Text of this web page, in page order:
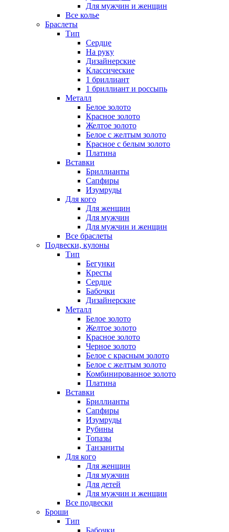
Для мужчин и женщин
Все колье
Браслеты
Тип
Сердце
На руку
Дизайнерские
Классические
1 бриллиант
1 бриллиант и россыпь
Металл
Белое золото
Красное золото
Желтое золото
Белое с желтым золото
Красное с белым золото
Платина
Вставки
Бриллианты
Сапфиры
Изумруды
Для кого
Для женщин
Для мужчин
Для мужчин и женщин
Все браслеты
Подвески, кулоны
Тип
Бегунки
Кресты
Сердце
Бабочки
Дизайнерские
Металл
Белое золото
Желтое золото
Красное золото
Черное золото
Белое с красным золото
Белое с желтым золото
Комбинированное золото
Платина
Вставки
Бриллианты
Сапфиры
Изумруды
Рубины
Топазы
Танзаниты
Для кого
Для женщин
Для мужчин
Для детей
Для мужчин и женщин
Все подвески
Броши
Тип
Бабочки